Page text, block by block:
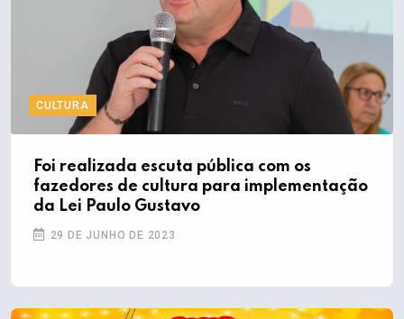
CULTURA
Foi realizada escuta pública com os
fazedores de cultura para implementação
da Lei Paulo Gustavo
29 DE JUNHO DE 2023